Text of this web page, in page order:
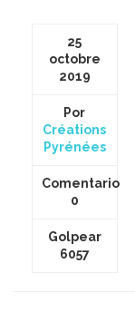
25
octobre
2019
Por
Créations
Pyrénées
Comentario
0
Golpear
6057